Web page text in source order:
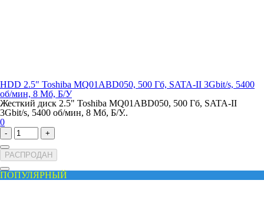
HDD 2.5" Toshiba MQ01ABD050, 500 Гб, SATA-II 3Gbit/s, 5400
об/мин, 8 Мб, Б/У
Жесткий диск 2.5" Toshiba MQ01ABD050, 500 Гб, SATA-II
3Gbit/s, 5400 об/мин, 8 Мб, Б/У..
0
- +
РАСПРОДАН
ПОПУЛЯРНЫЙ